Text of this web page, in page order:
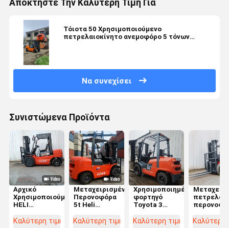
Αποκτήστε Την Καλύτερη Τιμή Για
Τόιοτα 50 Χρησιμοποιούμενο
πετρελαιοκίνητο ανεμοφόρο 5 τόνων
Να συνεχίσει
Συνιστώμενα Προϊόντα
Αρχικό
Χρησιμοποιούμενο
HELI
ντίζελ 5
Καλύτερη τιμή
Μεταχειρισμένα
Περονοφόρα
5t Heli
Περονοφόρων
Καλύτερη τιμή
Χρησιμοποιημένο
φορτηγό
Toyota 3
που
Καλύτερη τιμή
τόνων σε
Καλύτερη